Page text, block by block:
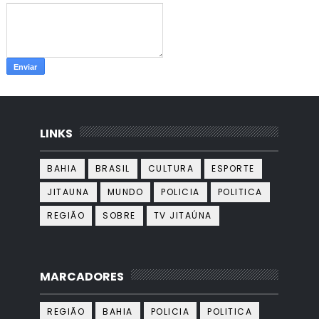
LINKS
BAHIA BRASIL CULTURA
ESPORTE
JITAUNA
MUNDO POLICIA
POLITICA
REGIÃO
SOBRE TV JITAÚNA
MARCADORES
REGIÃO BAHIA POLICIA POLITICA